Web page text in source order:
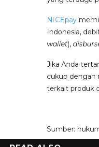
NICEpay
Indonesia,
wallet),
Jika Anda
cukup dengan
terkait produk
Sumber: